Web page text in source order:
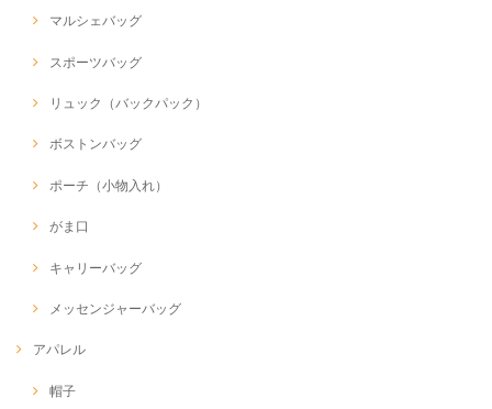
マルシェバッグ
スポーツバッグ
リュック（バックパック）
ボストンバッグ
ポーチ（小物入れ）
がま口
キャリーバッグ
メッセンジャーバッグ
アパレル
帽子